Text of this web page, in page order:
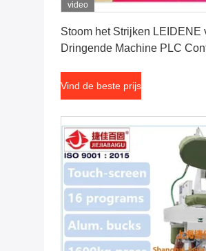
video
Stoom het Strijken LEIDENE
Dringende Machine PLC
Vind de beste prijs